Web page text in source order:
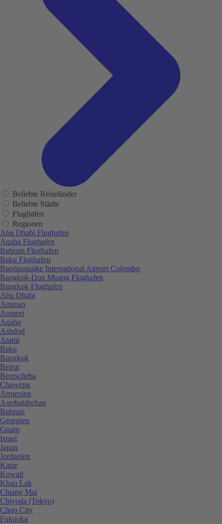
Beliebte Reiseländer
Beliebte Städte
Flughäfen
Regionen
Abu Dhabi Flughafen
Aqaba Flughafen
Bahrain Flughafen
Baku Flughafen
Bandaranaike International Airport Colombo
Bangkok-Don Muang Flughafen
Bangkok Flughafen
Abu Dhabi
Amman
Aomori
Aqaba
Ashdod
Atami
Baku
Bangkok
Beirut
Beerscheba
Chaweng
Armenien
Aserbaidschan
Bahrain
Georgien
Guam
Israel
Japan
Jordanien
Katar
Kuwait
Khao Lak
Chiang Mai
Chiyoda (Tokyo)
Chuo City
Fukuoka